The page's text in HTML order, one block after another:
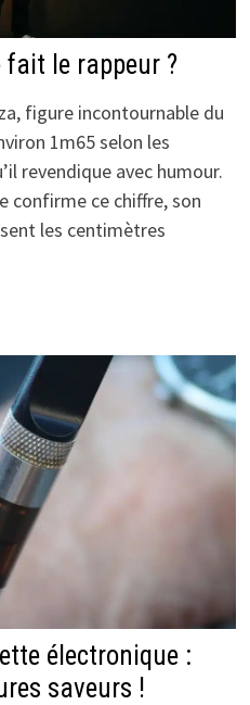
le rappeur ?
figure incontournable du
1m65 selon les
revendique avec humour.
confirme ce chiffre, son
les centimètres
électronique :
saveurs !